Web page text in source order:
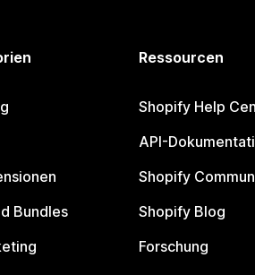
Bundles
Ressourcen
Shopify Help
API-
Shopify
Shopify Blog
Forschung